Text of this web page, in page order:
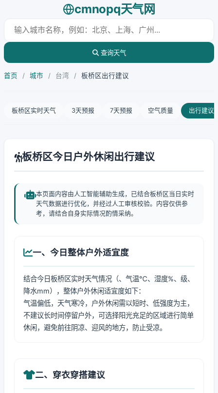
cmnopq天气网
查询天气
首页 / 城市 / 台湾 / 板桥区出行建议
板桥区实时天气 3天预报 7天预报 空气质量 出行建议
板桥区今日户外休闲出行建议
本页面内容由人工智能辅助生成，已结合板桥区当日实时
天气数据进行优化，并经过人工审核校验。内容仅供参
考，请结合自身实际情况酌情采纳。
一、今日整体户外适宜度
结合今日板桥区实时天气情况（、气温℃、湿度%、级、
降水mm），整体户外休闲适宜度如下：
气温偏低，天气寒冷，户外休闲需以短时、低强度为主，
不建议长时间停留户外，可选择阳光充足的区域进行简单
休闲，避免前往阴凉、迎风的地方，防止受凉。
二、穿衣穿搭建议